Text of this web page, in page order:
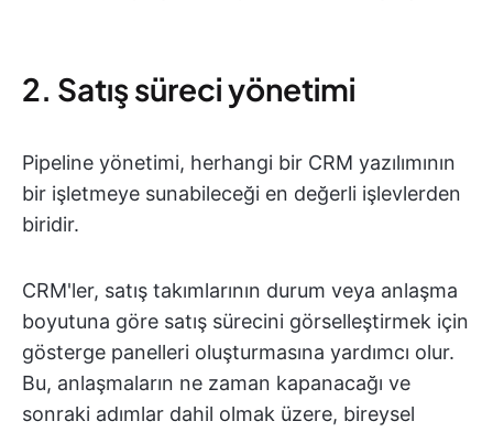
2. Satış süreci yönetimi
Pipeline yönetimi, herhangi bir CRM yazılımının
bir işletmeye sunabileceği en değerli işlevlerden
biridir.
CRM'ler, satış takımlarının durum veya anlaşma
boyutuna göre satış sürecini görselleştirmek için
gösterge panelleri oluşturmasına yardımcı olur.
Bu, anlaşmaların ne zaman kapanacağı ve
sonraki adımlar dahil olmak üzere, bireysel